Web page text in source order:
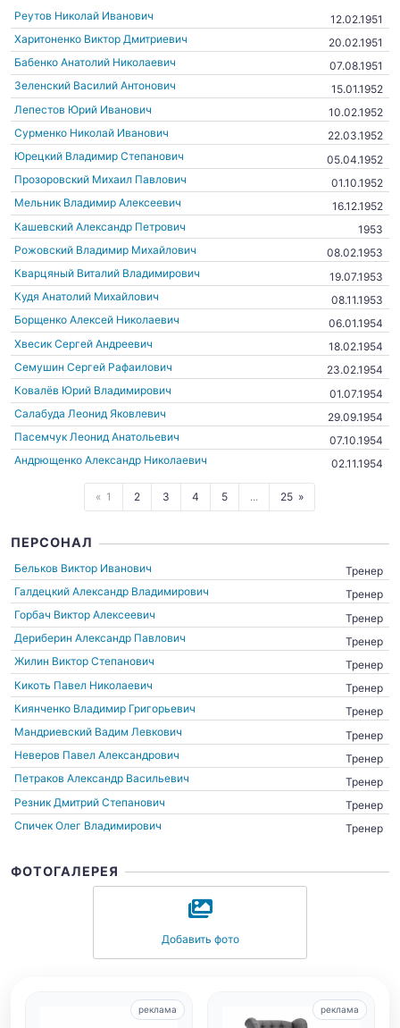
Реутов Николай Иванович
12.02.1951
Харитоненко Виктор Дмитриевич
20.02.1951
Бабенко Анатолий Николаевич
07.08.1951
Зеленский Василий Антонович
15.01.1952
Лепестов Юрий Иванович
10.02.1952
Сурменко Николай Иванович
22.03.1952
Юрецкий Владимир Степанович
05.04.1952
Прозоровский Михаил Павлович
01.10.1952
Мельник Владимир Алексеевич
16.12.1952
Кашевский Александр Петрович
1953
Рожовский Владимир Михайлович
08.02.1953
Кварцяный Виталий Владимирович
19.07.1953
Кудя Анатолий Михайлович
08.11.1953
Борщенко Алексей Николаевич
06.01.1954
Хвесик Сергей Андреевич
18.02.1954
Семушин Сергей Рафаилович
23.02.1954
Ковалёв Юрий Владимирович
01.07.1954
Салабуда Леонид Яковлевич
29.09.1954
Пасемчук Леонид Анатольевич
07.10.1954
Андрющенко Александр Николаевич
02.11.1954
1 2 3 4 5 ... 25
ПЕРСОНАЛ
Бельков Виктор Иванович
Тренер
Галдецкий Александр Владимирович
Тренер
Горбач Виктор Алексеевич
Тренер
Дериберин Александр Павлович
Тренер
Жилин Виктор Степанович
Тренер
Кикоть Павел Николаевич
Тренер
Киянченко Владимир Григорьевич
Тренер
Мандриевский Вадим Левкович
Тренер
Неверов Павел Александрович
Тренер
Петраков Александр Васильевич
Тренер
Резник Дмитрий Степанович
Тренер
Спичек Олег Владимирович
Тренер
ФОТОГАЛЕРЕЯ
Добавить фото
реклама реклама